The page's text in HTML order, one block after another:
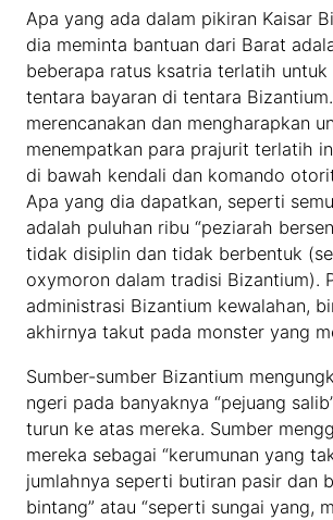
Apa yang ada dalam pikiran Kaisar
dia meminta bantuan dari Barat
beberapa ratus ksatria terlatih untuk
tentara bayaran di tentara
merencanakan dan mengharapkan
menempatkan para prajurit terlatih
di bawah kendali dan komando
Apa yang dia dapatkan, seperti
adalah puluhan ribu “peziarah
tidak disiplin dan tidak berbentuk
oxymoron dalam tradisi Bizantium).
administrasi Bizantium kewalahan,
akhirnya takut pada monster yang
Sumber-sumber Bizantium
ngeri pada banyaknya “pejuang
turun ke atas mereka. Sumber
mereka sebagai “kerumunan yang
jumlahnya seperti butiran pasir dan
bintang” atau “seperti sungai yang,